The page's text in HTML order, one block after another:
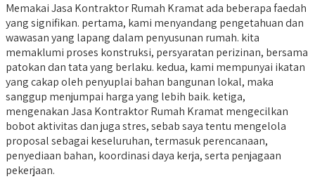
Memakai Jasa Kontraktor Rumah Kramat ada beberapa faedah
yang signifikan. pertama, kami menyandang pengetahuan dan
wawasan yang lapang dalam penyusunan rumah. kita
memaklumi proses konstruksi, persyaratan perizinan, bersama
patokan dan tata yang berlaku. kedua, kami mempunyai ikatan
yang cakap oleh penyuplai bahan bangunan lokal, maka
sanggup menjumpai harga yang lebih baik. ketiga,
mengenakan Jasa Kontraktor Rumah Kramat mengecilkan
bobot aktivitas dan juga stres, sebab saya tentu mengelola
proposal sebagai keseluruhan, termasuk perencanaan,
penyediaan bahan, koordinasi daya kerja, serta penjagaan
pekerjaan.